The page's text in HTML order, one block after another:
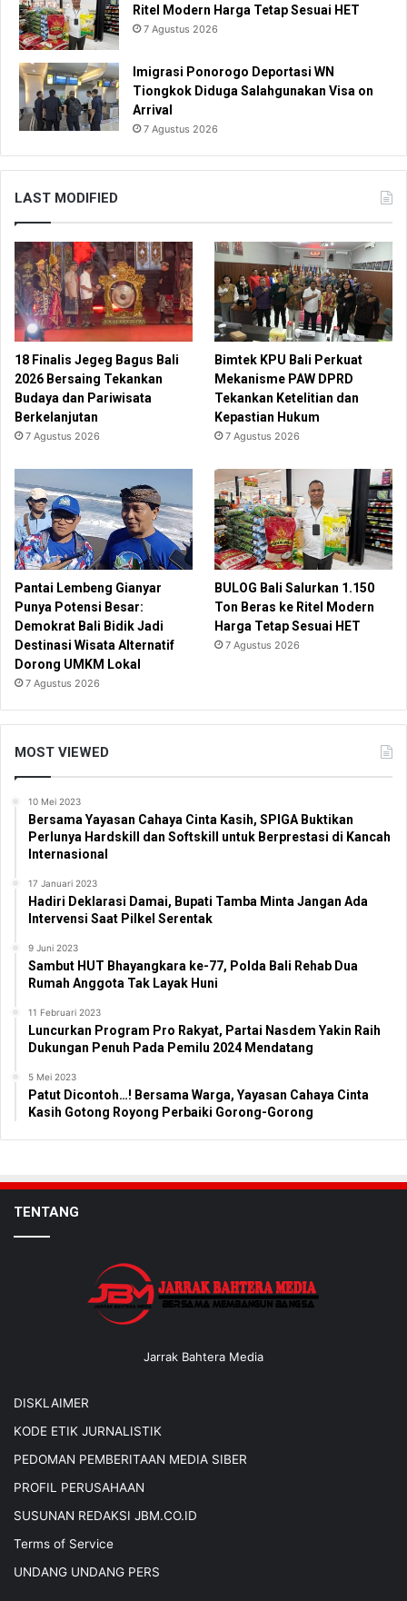
Ritel Modern Harga Tetap Sesuai HET
7 Agustus 2026
Imigrasi Ponorogo Deportasi WN
Tiongkok Diduga Salahgunakan Visa on
Arrival
7 Agustus 2026
LAST MODIFIED
18 Finalis Jegeg Bagus Bali
2026 Bersaing Tekankan
Budaya dan Pariwisata
Berkelanjutan
7 Agustus 2026
Bimtek KPU Bali Perkuat
Mekanisme PAW DPRD
Tekankan Ketelitian dan
Kepastian Hukum
7 Agustus 2026
Pantai Lembeng Gianyar
Punya Potensi Besar:
Demokrat Bali Bidik Jadi
Destinasi Wisata Alternatif
Dorong UMKM Lokal
7 Agustus 2026
BULOG Bali Salurkan 1.150
Ton Beras ke Ritel Modern
Harga Tetap Sesuai HET
7 Agustus 2026
MOST VIEWED
10 Mei 2023
Bersama Yayasan Cahaya Cinta Kasih, SPIGA Buktikan
Perlunya Hardskill dan Softskill untuk Berprestasi di Kancah
Internasional
17 Januari 2023
Hadiri Deklarasi Damai, Bupati Tamba Minta Jangan Ada
Intervensi Saat Pilkel Serentak
9 Juni 2023
Sambut HUT Bhayangkara ke-77, Polda Bali Rehab Dua
Rumah Anggota Tak Layak Huni
11 Februari 2023
Luncurkan Program Pro Rakyat, Partai Nasdem Yakin Raih
Dukungan Penuh Pada Pemilu 2024 Mendatang
5 Mei 2023
Patut Dicontoh…! Bersama Warga, Yayasan Cahaya Cinta
Kasih Gotong Royong Perbaiki Gorong-Gorong
TENTANG
Jarrak Bahtera Media
DISKLAIMER
KODE ETIK JURNALISTIK
PEDOMAN PEMBERITAAN MEDIA SIBER
PROFIL PERUSAHAAN
SUSUNAN REDAKSI JBM.CO.ID
Terms of Service
UNDANG UNDANG PERS